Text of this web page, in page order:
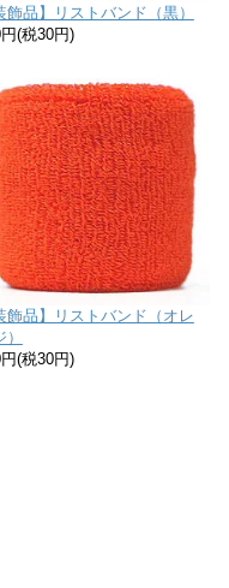
飾品】リストバンド（黒）
(税30円)
飾品】リストバンド（オレ
(税30円)